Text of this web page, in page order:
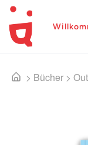
> Bücher >